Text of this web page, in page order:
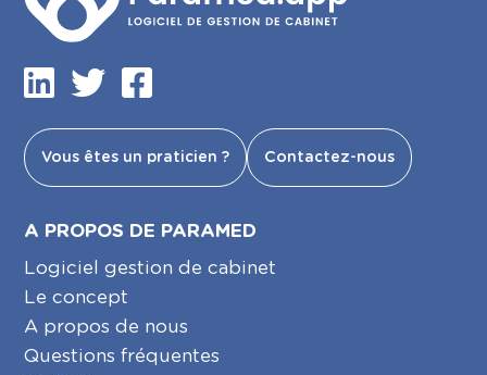
Vous êtes un praticien ? Contactez-nous
A PROPOS DE PARAMED
Logiciel gestion de cabinet
Le concept
A propos de nous
Questions fréquentes